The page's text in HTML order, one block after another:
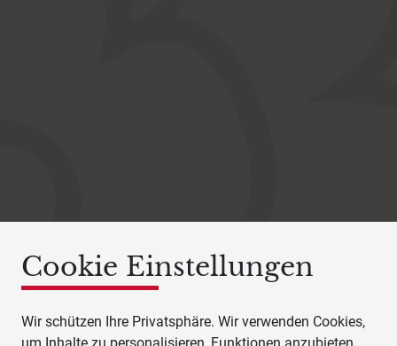
Cookie Einstellungen
Wir schützen Ihre Privatsphäre. Wir verwenden Cookies,